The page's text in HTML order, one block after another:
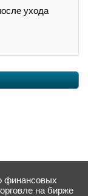
ухода
финансовых
на бирже